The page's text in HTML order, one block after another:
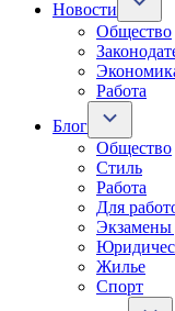
Новости
Общество
Работа
Блог
Общество
Стиль
Работа
Для
Экзамены
Жилье
Спорт